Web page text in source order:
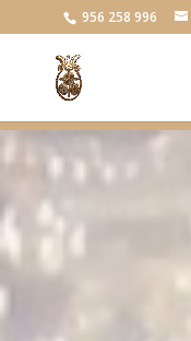
956 258 996